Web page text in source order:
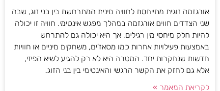
אורגזמה זוגית מתייחסת לחוויה מינית המתרחשת בין בני זוג, שבה
שני הצדדים חווים אורגזמה במהלך מפגש אינטימי. חוויה זו יכולה
להיות חלק מיחסי מין רגילים, אך היא יכולה גם להתרחש
באמצעות פעילויות אחרות כמו מסאז'ים, משחקים מיניים או חוויות
חדשות שנחקרות יחד. המטרה היא לא רק להגיע לשיא הפיזי,
אלא גם לחזק את הקשר הרגשי והאינטימי בין בני הזוג.
לקריאת המאמר »